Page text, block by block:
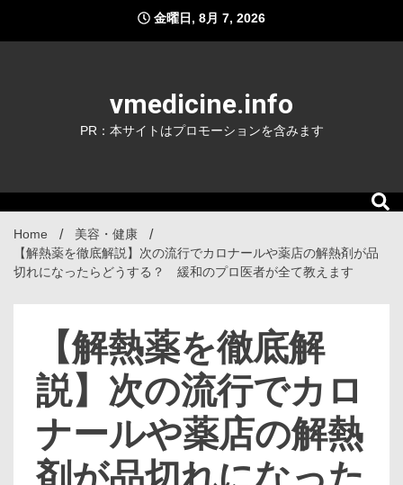
content
金曜日, 8月 7, 2026
vmedicine.info
PR：本サイトはプロモーションを含みます
Home
美容・健康
【解熱薬を徹底解説】次の流行でカロナールや薬店の解熱剤が品
切れになったらどうする？ 緩和のプロ医者が全て教えます
【解熱薬を徹底解
説】次の流行でカロ
ナールや薬店の解熱